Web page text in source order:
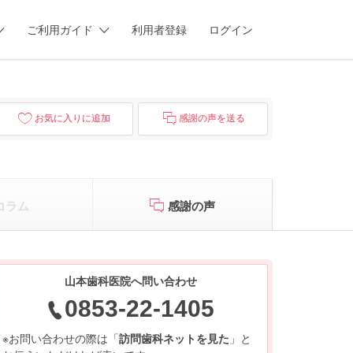
ご利用ガイド 利用者登録 ログイン
お気に入りに追加 感謝の声を送る
ラム 感謝の声
山本歯科医院へ問い合わせ
0853-22-1405
※お問い合わせの際は「訪問歯科ネットを見た 」と